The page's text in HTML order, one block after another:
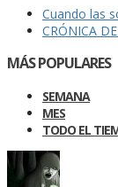
Cuando las
CRÓNICA
MÁS POPULARES
SEMANA
MES
TODO EL